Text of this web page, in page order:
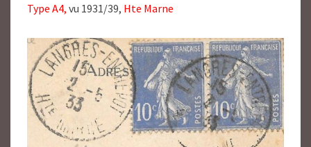
Type A4, vu 1931/39, Hte Marne